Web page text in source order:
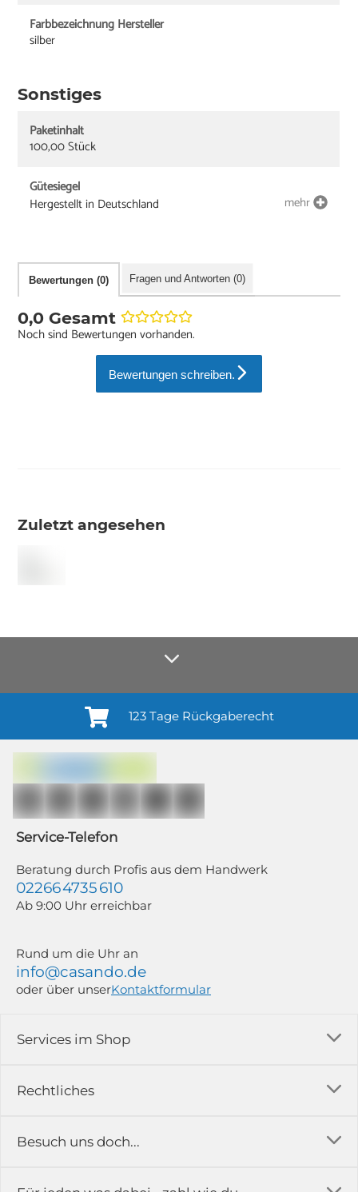
Farbbezeichnung Hersteller
silber
Sonstiges
Paketinhalt
100,00 Stück
Gütesiegel
Hergestellt in Deutschland
mehr
Bewertungen (0) Fragen und Antworten (0)
0,0 Gesamt
Noch sind Bewertungen vorhanden.
Bewertungen schreiben.
Zuletzt angesehen
Anmelden¹
casando (Holz-Richter GmbH) sowie zur Interessen-Analyse durch
jederzeit mit Wirkung für die Zukunft und ohne Angabe von Gründen
Weitere Informationen findest du in unserer Datenschutzerklärung.
123 Tage Rückgaberecht
Rechtliches
Impressum
Services im Shop
Versandkosten
Erfahrungsberichte & Bewertungen
Besuch uns doch...
Service-Telefon
Beratung durch Profis aus dem Handwerk
02266 4735 610
Ab 9:00 Uhr erreichbar
Rund um die Uhr an
info@casando.de
oder über unserKontaktformular